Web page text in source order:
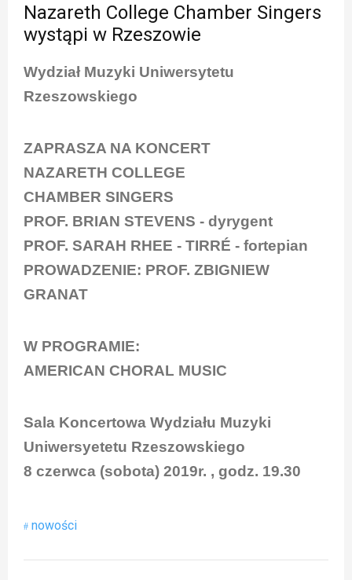
Nazareth College Chamber Singers
wystąpi w Rzeszowie
Wydział Muzyki Uniwersytetu
Rzeszowskiego
ZAPRASZA NA KONCERT
NAZARETH COLLEGE
CHAMBER SINGERS
PROF. BRIAN STEVENS - dyrygent
PROF. SARAH RHEE - TIRRÉ - fortepian
PROWADZENIE: PROF. ZBIGNIEW
GRANAT
W PROGRAMIE:
AMERICAN CHORAL MUSIC
Sala Koncertowa Wydziału Muzyki
Uniwersyetetu Rzeszowskiego
8 czerwca (sobota) 2019r. , godz. 19.30
nowości